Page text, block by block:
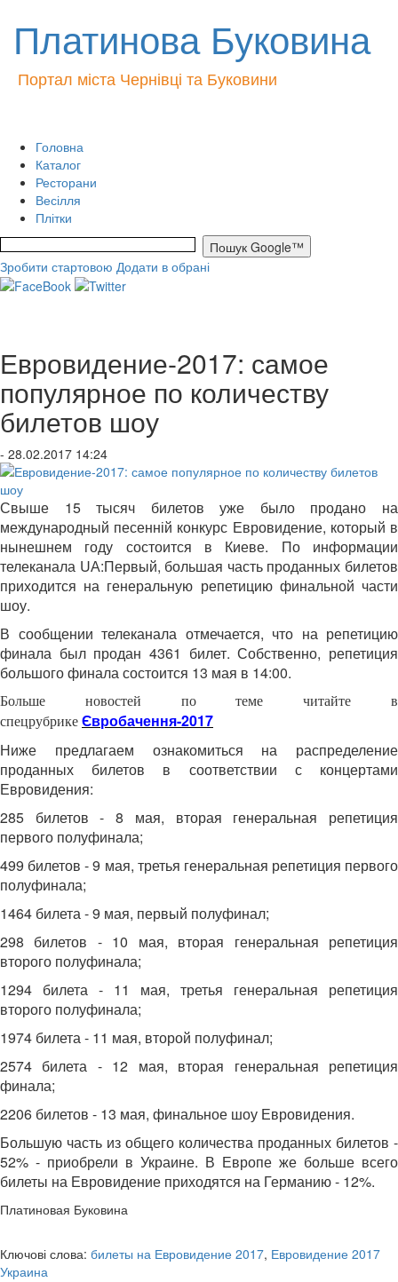
Платинова Буковина
Портал міста Чернівці та Буковини
Головна
Каталог
Ресторани
Весілля
Плітки
Зробити стартовою Додати в обрані
Евровидение-2017: самое
популярное по количеству
билетов шоу
- 28.02.2017 14:24
Свыше 15 тысяч билетов уже было продано на
международный песенній конкурс Евровидение, который в
нынешнем году состоится в Киеве. По информации
телеканала UА:Первый, большая часть проданных билетов
приходится на генеральную репетицию финальной части
шоу.
В сообщении телеканала отмечается, что на репетицию
финала был продан 4361 билет. Собственно, репетиция
большого финала состоится 13 мая в 14:00.
Больше новостей по теме читайте в
спецрубрике Євробачення-2017
Ниже предлагаем ознакомиться на распределение
проданных билетов в соответствии с концертами
Евровидения:
285 билетов - 8 мая, вторая генеральная репетиция
первого полуфинала;
499 билетов - 9 мая, третья генеральная репетиция первого
полуфинала;
1464 билета - 9 мая, первый полуфинал;
298 билетов - 10 мая, вторая генеральная репетиция
второго полуфинала;
1294 билета - 11 мая, третья генеральная репетиция
второго полуфинала;
1974 билета - 11 мая, второй полуфинал;
2574 билета - 12 мая, вторая генеральная репетиция
финала;
2206 билетов - 13 мая, финальное шоу Евровидения.
Большую часть из общего количества проданных билетов -
52% - приобрели в Украине. В Европе же больше всего
билеты на Евровидение приходятся на Германию - 12%.
Платиновая Буковина
Ключові слова: билеты на Евровидение 2017, Евровидение 2017
Украина